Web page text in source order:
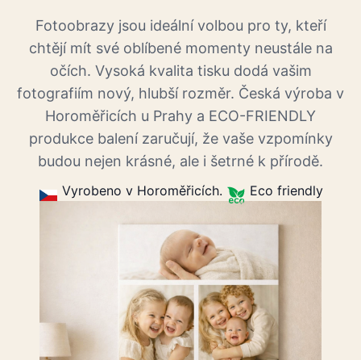
Fotoobrazy jsou ideální volbou pro ty, kteří
chtějí mít své oblíbené momenty neustále na
očích. Vysoká kvalita tisku dodá vašim
fotografiím nový, hlubší rozměr. Česká výroba v
Horoměřicích u Prahy a ECO-FRIENDLY
produkce balení zaručují, že vaše vzpomínky
budou nejen krásné, ale i šetrné k přírodě.
Vyrobeno v Horoměřicích. Eco friendly